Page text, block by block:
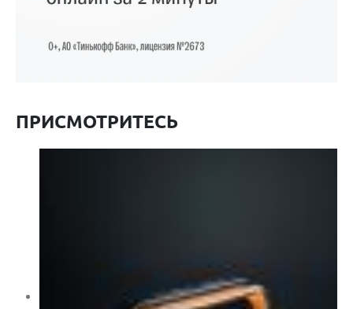
ПРИСМОТРИТЕСЬ